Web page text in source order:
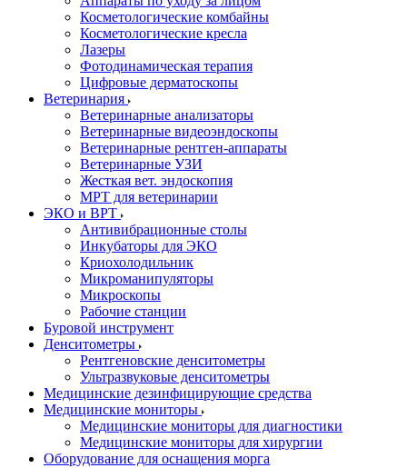
Косметологические комбайны
Косметологические кресла
Лазеры
Фотодинамическая терапия
Цифровые дерматоскопы
Ветеринария
Ветеринарные анализаторы
Ветеринарные видеоэндоскопы
Ветеринарные рентген-аппараты
Ветеринарные УЗИ
Жесткая вет. эндоскопия
МРТ для ветеринарии
ЭКО и ВРТ
Антивибрационные столы
Инкубаторы для ЭКО
Криохолодильник
Микроманипуляторы
Микроскопы
Рабочие станции
Буровой инструмент
Денситометры
Рентгеновские денситометры
Ультразвуковые денситометры
Медицинские дезинфицирующие средства
Медицинские мониторы
Медицинские мониторы для диагностики
Медицинские мониторы для хирургии
Оборудование для оснащения морга